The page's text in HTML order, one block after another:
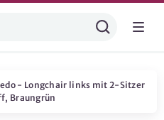
- Longchair links mit 2-Sitzer
Braungrün